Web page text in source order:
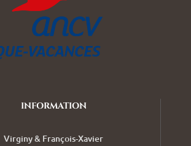
INFORMATION
Virginy & François-Xavier